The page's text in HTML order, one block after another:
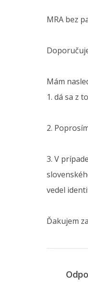
MRA bez
Mám
1. dá sa z
2.
3. V
vedel
Ďakujem